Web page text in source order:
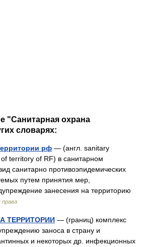
"Санитарная охрана
словарях:
рф — (англ. sanitary
territory of RF) в санитарном
санитарно противоэпидемических
путем принятия мер,
занесения на территорию
права
ТЕРРИТОРИИ — (границ) комплекс
заноса в страну и
и некоторых др. инфекционных